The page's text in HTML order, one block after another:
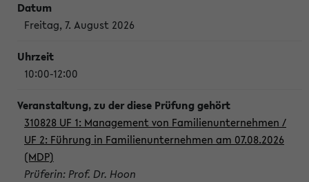
Freitag, 7. August 2026
10:00-12:00
310828 UF 1: Management von Familienunternehmen /
UF 2: Führung in Familienunternehmen am 07.08.2026
(MDP)
Prüferin: Prof. Dr. Hoon